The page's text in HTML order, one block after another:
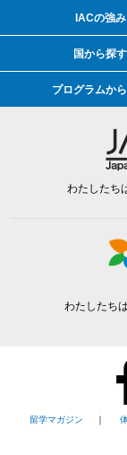
IACの強み
国から探す
プログラムか
わたしたち
わたしたち
留学マガジン